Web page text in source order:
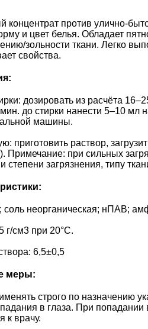
концентрат против улично-
и цвет белья. Обладает
зольности ткани. Легко
свойства.
дозировать из расчёта
до стирки нанести 5–10 мл
машины.
приготовить раствор,
Примечание: при сильных
степени загрязнения, типу
неорганическая; нПАВ;
г/см3 при 20°С.
6,5±0,5
меры:
строго по назначению
в глаза. При
к врачу.